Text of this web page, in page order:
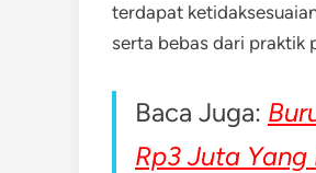
terdapat
serta bebas dari praktik
Baca Juga:
Rp3 Juta Yang